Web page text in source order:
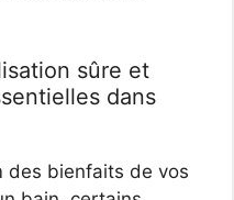
sûre et
dans
des bienfaits de vos